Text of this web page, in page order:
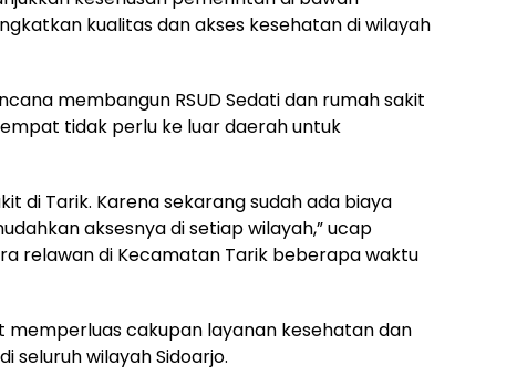
kualitas dan akses kesehatan di wilayah
membangun RSUD Sedati dan rumah sakit
tidak perlu ke luar daerah untuk
di Tarik. Karena sekarang sudah ada biaya
aksesnya di setiap wilayah,” ucap
relawan di Kecamatan Tarik beberapa waktu
memperluas cakupan layanan kesehatan dan
seluruh wilayah Sidoarjo.